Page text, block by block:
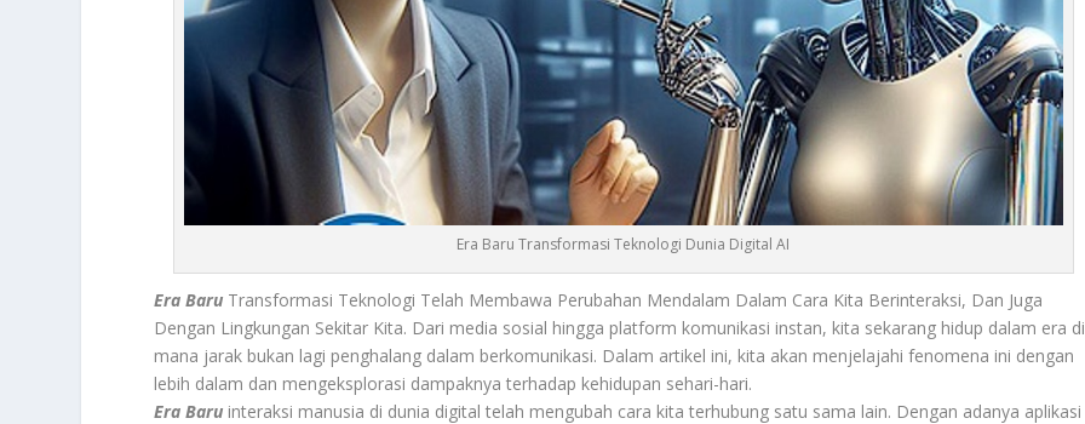
Era Baru Transformasi Teknologi Dunia Digital AI
Era Baru Transformasi Teknologi Telah Membawa Perubahan Mendalam Dalam Cara Kita Berinteraksi, Dan Juga
Dengan Lingkungan Sekitar Kita. Dari media sosial hingga platform komunikasi instan, kita sekarang hidup dalam era di
mana jarak bukan lagi penghalang dalam berkomunikasi. Dalam artikel ini, kita akan menjelajahi fenomena ini dengan
lebih dalam dan mengeksplorasi dampaknya terhadap kehidupan sehari-hari.
Era Baru interaksi manusia di dunia digital telah mengubah cara kita terhubung satu sama lain. Dengan adanya aplikasi